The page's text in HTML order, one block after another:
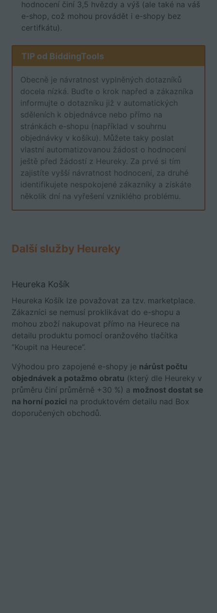
hodnocení činí 3,5 hvězdy a výš (ale také na váš
e-shop, což mohou provádět i e-shopy bez
certifkátu).
TIP od BiddingTools
Obecně je návratnost vyplněných dotazníků
docela nízká. Buďte o krok napřed a zákazníka
informujte o dotazníku již v automatických
sděleních k objednávce nebo přímo na
stránkách e-shopu (například v souhrnu
objednávky v košíku). Můžete taky poslat
vlastní automatizovanou žádost o hodnocení
ještě před žádostí z Heureky. Za prvé si tím
zajistíte vyšší návratnost hodnocení, za druhé
identifikujete nespokojené zákazníky a získáte
několik dní na vyřešení vzniklého problému.
Další služby Heureky
Heureka Košík
Heureka Košík lze považovat za tzv. marketplace.
Zákazníci se nemusí proklikávat do e-shopu a
mohou zboží nakupovat přímo na Heurece na
detailu produktu pomocí oranžového tlačítka
“Koupit na Heurece”.
Výhodou pro zapojené e-shopy je nárůst počtu
objednávek a potažmo obratu (který dle Heureky v
průměru činí průměrně +30 %) a možnost dostat se
na horní pozici na produktovém detailu nad Box
doporučených obchodů.